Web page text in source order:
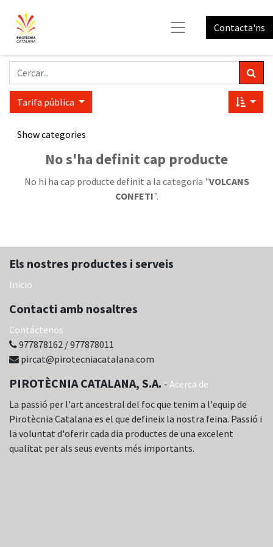
Contacta'ns
Tarifa pública
Show categories
No s'ha definit cap producte
No hi ha cap producte definit a la categoria "VOLCANS
CONFETI".
Els nostres productes i serveis
Inicio
Contacti amb nosaltres
Contáctenos
977878162 / 977878011
pircat@pirotecniacatalana.com
PIROTÈCNIA CATALANA, S.A. - Acerca de
La passió per l'art ancestral del foc que tenim a l'equip de
Pirotècnia Catalana es el que defineix la nostra feina. Passió i
la voluntat d'oferir cada dia productes de una excelent
qualitat per als seus events més importants.